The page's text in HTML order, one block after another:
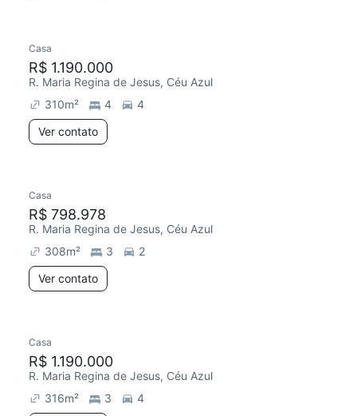
Casa
R$ 1.190.000
R. Maria Regina de Jesus, Céu Azul
310m² 4
4
Ver contato
Casa
R$ 798.978
R. Maria Regina de Jesus, Céu Azul
308m² 3
2
Ver contato
Casa
R$ 1.190.000
R. Maria Regina de Jesus, Céu Azul
316m² 3
4